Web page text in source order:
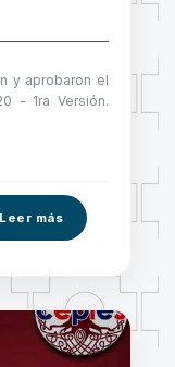
y aprobaron el
- 1ra Versión.
Leer más